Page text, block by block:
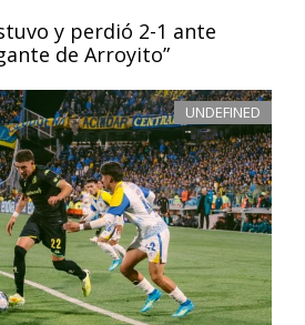
y perdió 2-1 ante
de Arroyito”
UNDEFINED